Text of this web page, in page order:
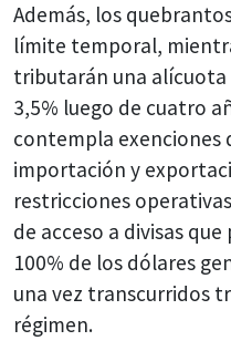
Además, los
límite temporal,
tributarán una alícuota
3,5% luego de cuatro
contempla exenciones
importación y
restricciones
de acceso a divisas
100% de los dólares
una vez transcurridos
régimen.